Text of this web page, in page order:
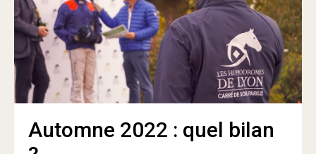
Automne 2022 : quel bilan